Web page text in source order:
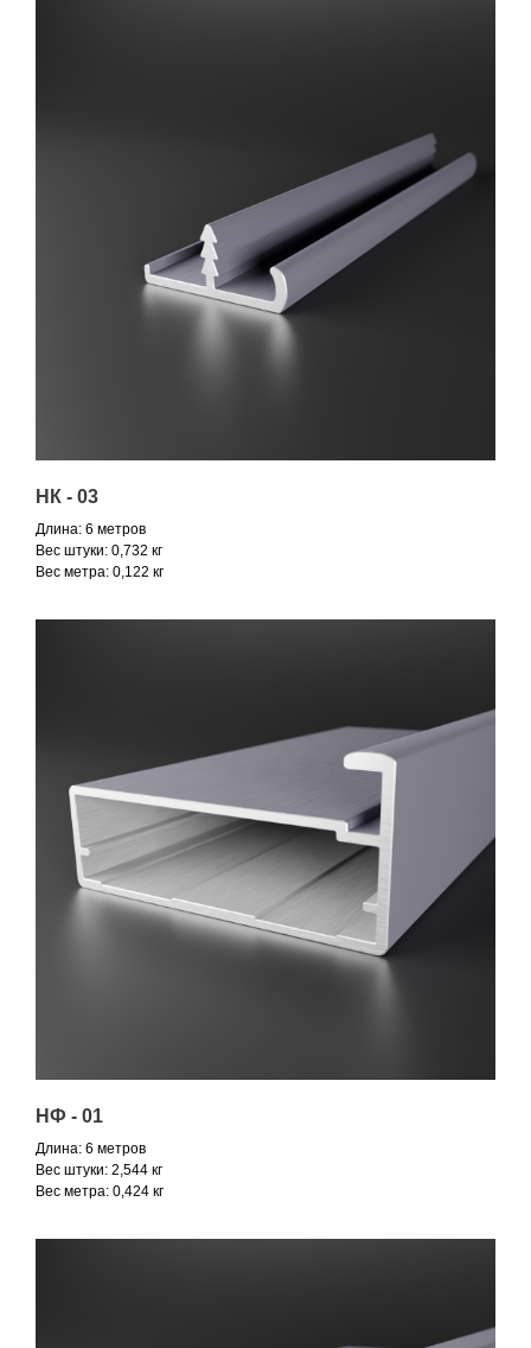
НК - 03
Длина: 6 метров
Вес штуки: 0,732 кг
Вес метра: 0,122 кг
НФ - 01
Длина: 6 метров
Вес штуки: 2,544 кг
Вес метра: 0,424 кг